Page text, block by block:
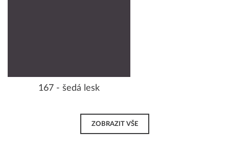
167 - šedá lesk
ZOBRAZIT VŠE